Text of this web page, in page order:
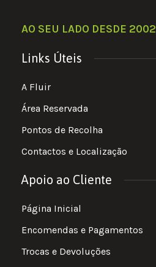
AO SEU LADO DESDE 2002
Links Úteis
A Fluir
Área Reservada
Pontos de Recolha
Contactos e Localização
Apoio ao Cliente
Página Inicial
Encomendas e Pagamentos
Trocas e Devoluções